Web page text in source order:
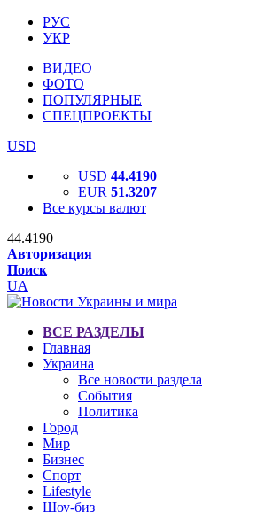
РУС
УКР
ВИДЕО
ФОТО
ПОПУЛЯРНЫЕ
СПЕЦПРОЕКТЫ
USD
USD 44.4190
EUR 51.3207
Все курсы валют
44.4190
Авторизация
Поиск
UA
ВСЕ РАЗДЕЛЫ
Главная
Украина
Все новости раздела
События
Политика
Город
Мир
Бизнес
Спорт
Lifestyle
Шоу-биз